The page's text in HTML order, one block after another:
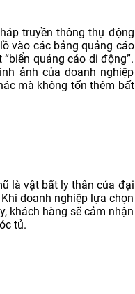
truyền thông thụ động
vào các bảng quảng cáo
quảng cáo di động”.
ảnh của doanh nghiệp
mà không tốn thêm bất
là vật bất ly thân của đại
doanh nghiệp lựa chọn
khách hàng sẽ cảm nhận
tủ.